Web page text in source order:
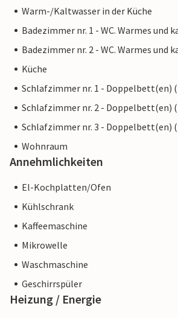
Warm-/Kaltwasser in der Küche
Badezimmer nr. 1 - WC. Warmes und
Badezimmer nr. 2 - WC. Warmes und
Küche
Schlafzimmer nr. 1 - Doppelbett(en)
Schlafzimmer nr. 2 - Doppelbett(en)
Schlafzimmer nr. 3 - Doppelbett(en)
Wohnraum
Annehmlichkeiten
El-Kochplatten/Ofen
Kühlschrank
Kaffeemaschine
Mikrowelle
Waschmaschine
Geschirrspüler
Heizung / Energie